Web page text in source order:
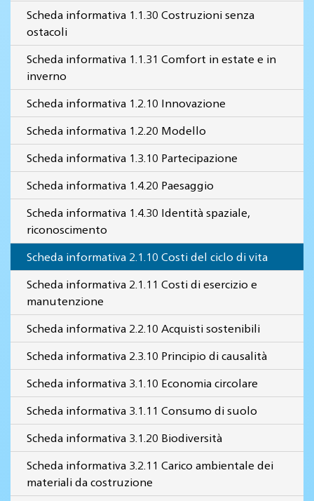
Scheda informativa 1.1.30 Costruzioni senza
ostacoli
Scheda informativa 1.1.31 Comfort in estate e in
inverno
Scheda informativa 1.2.10 Innovazione
Scheda informativa 1.2.20 Modello
Scheda informativa 1.3.10 Partecipazione
Scheda informativa 1.4.20 Paesaggio
Scheda informativa 1.4.30 Identità spaziale,
riconoscimento
Scheda informativa 2.1.10 Costi del ciclo di vita
Scheda informativa 2.1.11 Costi di esercizio e
manutenzione
Scheda informativa 2.2.10 Acquisti sostenibili
Scheda informativa 2.3.10 Principio di causalità
Scheda informativa 3.1.10 Economia circolare
Scheda informativa 3.1.11 Consumo di suolo
Scheda informativa 3.1.20 Biodiversità
Scheda informativa 3.2.11 Carico ambientale dei
materiali da costruzione